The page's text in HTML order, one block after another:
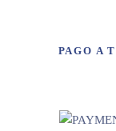
PAGO A